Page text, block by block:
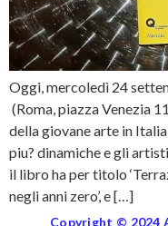
Oggi, mercoledì 24
(Roma, piazza Venezia
della giovane arte in
piu? dinamiche e gli
il libro ha per titolo
negli anni zero’, e […]
Copyright © 2024